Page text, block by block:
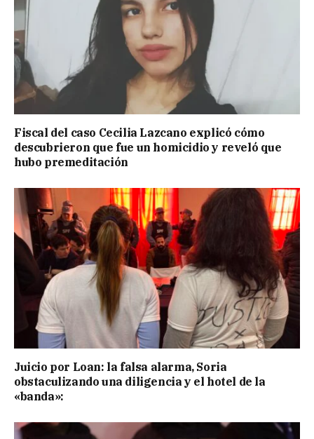
Fiscal del caso Cecilia Lazcano explicó cómo
descubrieron que fue un homicidio y reveló que
hubo premeditación
Juicio por Loan: la falsa alarma, Soria
obstaculizando una diligencia y el hotel de la
«banda»: